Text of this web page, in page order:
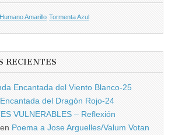
Humano Amarillo Tormenta Azul
RECIENTES
Encantada del Viento Blanco-25
del Dragón Rojo-24
VULNERABLES – Reflexión
en Poema a Jose Arguelles/Valum Votan